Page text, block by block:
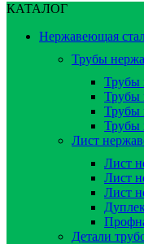
КАТАЛОГ
Нержавеющая
Трубы
Трубы
Трубы
Трубы
Трубы
Лист
Лист
Лист
Лист
Детали